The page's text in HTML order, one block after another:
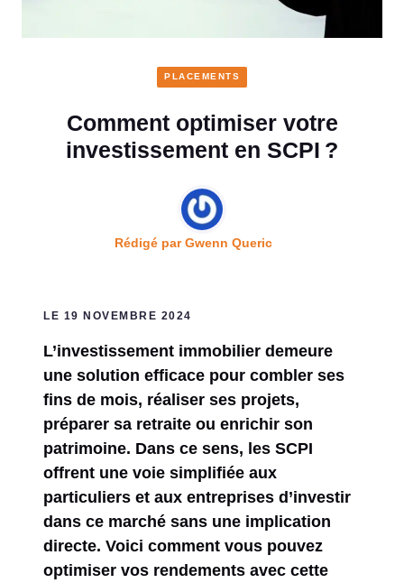
PLACEMENTS
Comment optimiser votre
investissement en SCPI ?
Rédigé parGwenn Queric
LE 19 NOVEMBRE 2024
L’investissement immobilier demeure
une solution efficace pour combler ses
fins de mois, réaliser ses projets,
préparer sa retraite ou enrichir son
patrimoine. Dans ce sens, les SCPI
offrent une voie simplifiée aux
particuliers et aux entreprises d’investir
dans ce marché sans une implication
directe. Voici comment vous pouvez
optimiser vos rendements avec cette